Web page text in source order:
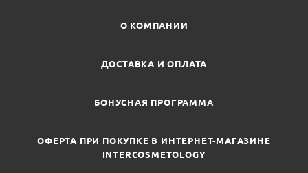
О КОМПАНИИ
ДОСТАВКА И ОПЛАТА
БОНУСНАЯ ПРОГРАММА
ОФЕРТА ПРИ ПОКУПКЕ В ИНТЕРНЕТ-МАГАЗИНЕ
INTERCOSMETOLOGY